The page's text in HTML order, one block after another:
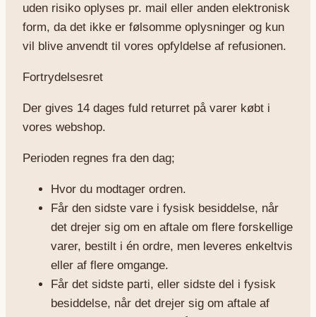
uden risiko oplyses pr. mail eller anden elektronisk
form, da det ikke er følsomme oplysninger og kun
vil blive anvendt til vores opfyldelse af refusionen.
Fortrydelsesret
Der gives 14 dages fuld returret på varer købt i
vores webshop.
Perioden regnes fra den dag;
Hvor du modtager ordren.
Får den sidste vare i fysisk besiddelse, når
det drejer sig om en aftale om flere forskellige
varer, bestilt i én ordre, men leveres enkeltvis
eller af flere omgange.
Får det sidste parti, eller sidste del i fysisk
besiddelse, når det drejer sig om aftale af